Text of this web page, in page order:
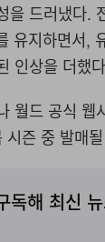
을 드러냈다.
유지하면서,
인상을 더했
월드 공식 웹
즌 중 발매
독해 최신